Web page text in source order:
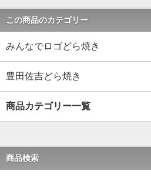
この商品のカテゴリー
みんなでロゴどら焼き
豊田佐吉どら焼き
商品カテゴリー一覧
商品検索